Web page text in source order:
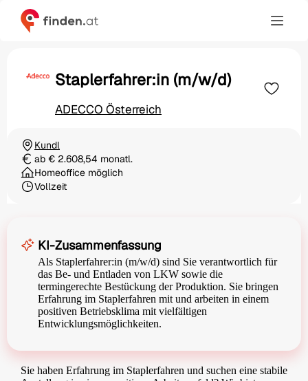
Staplerfahrer:in (m/w/d)
ADECCO Österreich
Ortschaft
Kundl
Gehaltab € 2.608,54 monatl.
Homeoffice möglich
Beschäftigungsart
Vollzeit
KI-Zusammenfassung
Als Staplerfahrer:in (m/w/d) sind Sie verantwortlich für
das Be- und Entladen von LKW sowie die
termingerechte Bestückung der Produktion. Sie bringen
Erfahrung im Staplerfahren mit und arbeiten in einem
positiven Betriebsklima mit vielfältigen
Entwicklungsmöglichkeiten.
Sie haben Erfahrung im Staplerfahren und suchen eine stabile